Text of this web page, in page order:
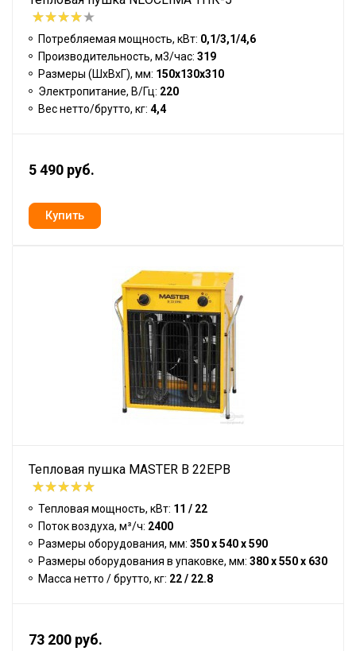
Потребляемая мощность, кВт: 0,1/3,1/4,6
Производительность, м3/час: 319
Размеры (ШхВхГ), мм: 150х130х310
Электропитание, В/Гц: 220
Вес нетто/брутто, кг: 4,4
5 490 руб.
Тепловая пушка MASTER B 22EPB
Тепловая мощность, кВт: 11 / 22
Поток воздуха, м³/ч: 2400
Размеры оборудования, мм: 350 x 540 x 590
Размеры оборудования в упаковке, мм: 380 x 550 x 630
Масса нетто / брутто, кг: 22 / 22.8
73 200 руб.